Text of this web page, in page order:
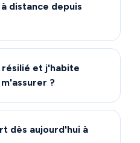
distance depuis
résilié et j'habite
?
dès aujourd'hui à